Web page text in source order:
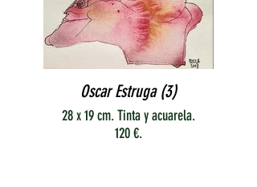
Oscar Estruga (3)
28 x 19 cm. Tinta y acuarela.
120 €.